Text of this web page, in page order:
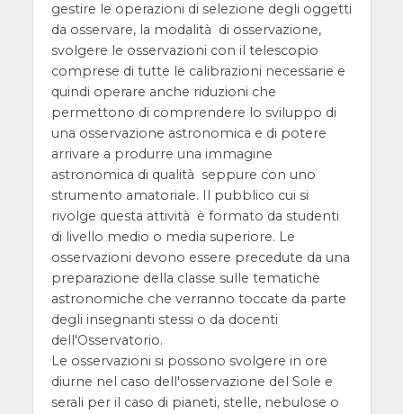
gestire le operazioni di selezione degli oggetti
da osservare, la modalità di osservazione,
svolgere le osservazioni con il telescopio
comprese di tutte le calibrazioni necessarie e
quindi operare anche riduzioni che
permettono di comprendere lo sviluppo di
una osservazione astronomica e di potere
arrivare a produrre una immagine
astronomica di qualità seppure con uno
strumento amatoriale. Il pubblico cui si
rivolge questa attività è formato da studenti
di livello medio o media superiore. Le
osservazioni devono essere precedute da una
preparazione della classe sulle tematiche
astronomiche che verranno toccate da parte
degli insegnanti stessi o da docenti
dell'Osservatorio.
Le osservazioni si possono svolgere in ore
diurne nel caso dell'osservazione del Sole e
serali per il caso di pianeti, stelle, nebulose o